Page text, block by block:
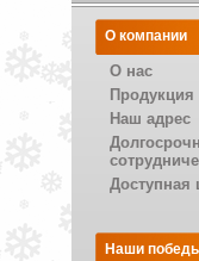
О компании
О нас
Продукция
Наш адрес
Доступная
Наши